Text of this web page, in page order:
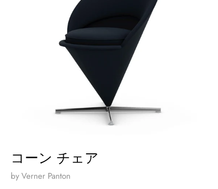
コーン チェア
by Verner Panton